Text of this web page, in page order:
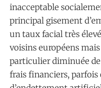
inacceptable
principal gisement
un taux facial très
voisins européens
particulier diminuée
frais financiers,